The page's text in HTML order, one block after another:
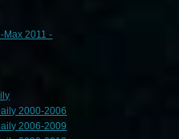
Max 2011 -
2000-2006
2006-2009